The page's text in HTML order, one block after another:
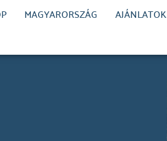
MAGYARORSZÁG AJÁNLATOK